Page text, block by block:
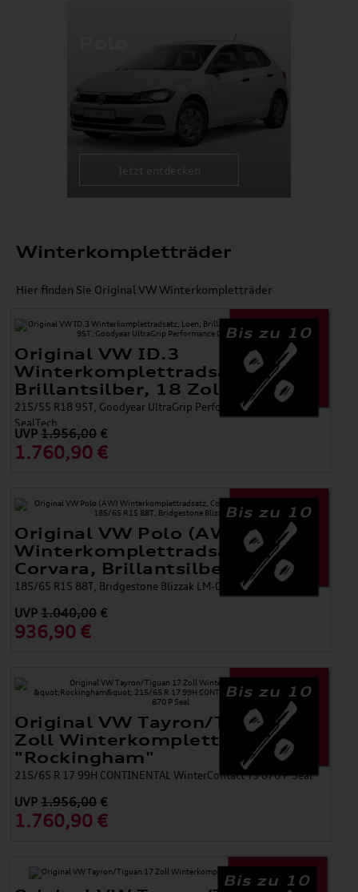
Winterkompletträder
Hier finden Sie Original VW Winterkompletträder
Bis zu 10
Original VW ID.3
Winterkomplettradsatz, Loen,
Brillantsilber, 18 Zoll
215/55 R18 95T, Goodyear UltraGrip Performance Gen1 ⊕
SealTech
UVP1.956,00 €
1.760,90 €
Bis zu 10
Original VW Polo (AW)
Winterkomplettradsatz,
Corvara, Brillantsilber, 15 Zoll
185/65 R15 88T, Bridgestone Blizzak LM-005
UVP1.040,00 €
936,90 €
Bis zu 10
Original VW Tayron/Tiguan 17
Zoll Winterkomplettradsatz
"Rockingham"
215/65 R 17 99H CONTINENTAL WinterContact TS 870 P Seal
UVP1.956,00 €
1.760,90 €
Bis zu 10